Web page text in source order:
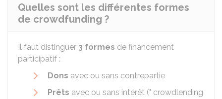
Quelles sont les différentes formes
de crowdfunding ?
Il faut distinguer 3 formes de financement
participatif :
Dons avec ou sans contrepartie
Prêts avec ou sans intérêt (" crowdlending